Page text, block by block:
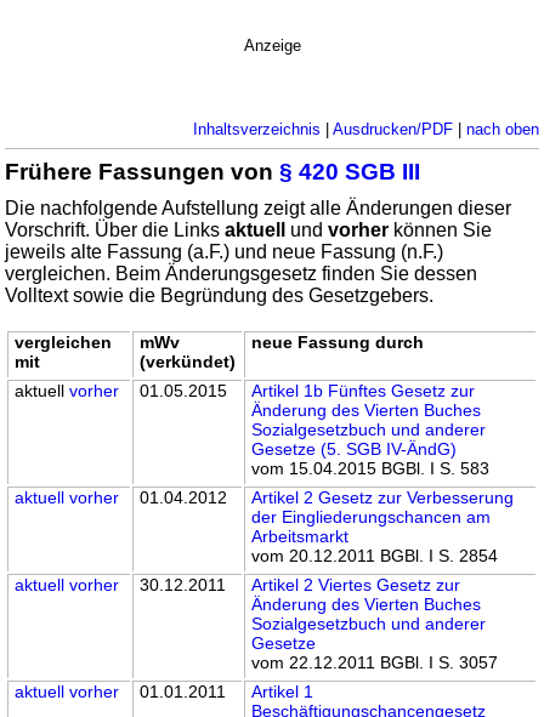
Anzeige
Inhaltsverzeichnis | Ausdrucken/PDF| nach oben
Frühere Fassungen von§ 420 SGB III
Die nachfolgende Aufstellung zeigt alle Änderungen dieser
Vorschrift. Über die Linksaktuell undvorher können Sie
jeweils alte Fassung (a.F.) und neue Fassung (n.F.)
vergleichen. Beim Änderungsgesetz finden Sie dessen
Volltext sowie die Begründung des Gesetzgebers.
vergleichen
mit
mWv
(verkündet)
neue Fassung durch
aktuellvorher 01.05.2015
Artikel 1b Fünftes Gesetz zur
Änderung des Vierten Buches
Sozialgesetzbuch und anderer
Gesetze (5. SGB IV-ÄndG)
vom 15.04.2015 BGBl. I S. 583
aktuell vorher 01.04.2012
Artikel 2 Gesetz zur Verbesserung
der Eingliederungschancen am
Arbeitsmarkt
vom 20.12.2011 BGBl. I S. 2854
aktuell vorher 30.12.2011
Artikel 2 Viertes Gesetz zur
Änderung des Vierten Buches
Sozialgesetzbuch und anderer
Gesetze
vom 22.12.2011 BGBl. I S. 3057
aktuell vorher 01.01.2011
Artikel 1
Beschäftigungschancengesetz